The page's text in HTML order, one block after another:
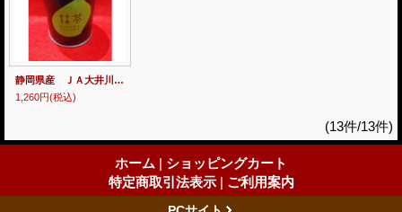
静岡県産 ＪＡ大井川藤枝抹茶30ｇ缶
1,260円(税込)
(13件/13件)
ホーム | ショッピングカート
特定商取引法表示 | ご利用案内